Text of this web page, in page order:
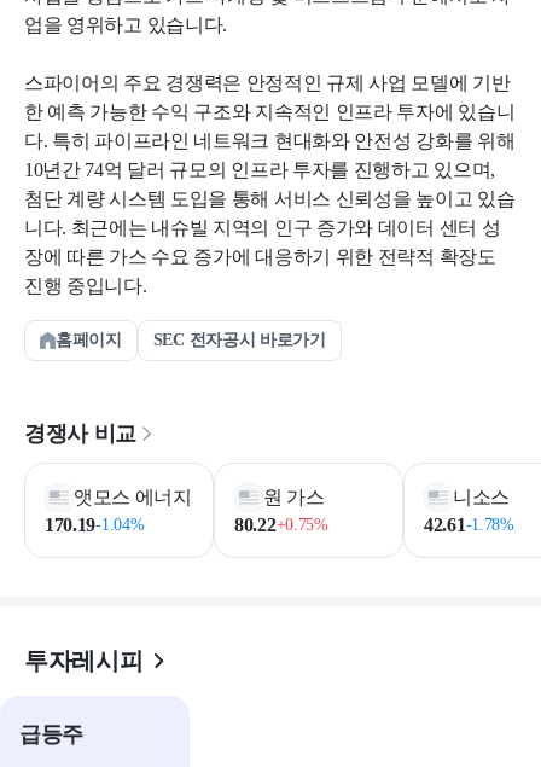
업을 영위하고 있습니다.
스파이어의 주요 경쟁력은 안정적인 규제 사업 모델에 기반
한 예측 가능한 수익 구조와 지속적인 인프라 투자에 있습니
다. 특히 파이프라인 네트워크 현대화와 안전성 강화를 위해
10년간 74억 달러 규모의 인프라 투자를 진행하고 있으며,
첨단 계량 시스템 도입을 통해 서비스 신뢰성을 높이고 있습
니다. 최근에는 내슈빌 지역의 인구 증가와 데이터 센터 성
장에 따른 가스 수요 증가에 대응하기 위한 전략적 확장도
진행 중입니다.
홈페이지 SEC 전자공시 바로가기
경쟁사 비교
앳모스 에너지
170.19-1.04%
원 가스
80.22+0.75%
니소스
42.61-1.78%
투자레시피
급등주